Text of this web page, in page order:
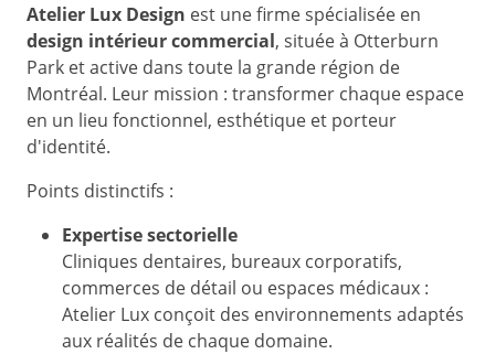
Atelier Lux Design est une firme spécialisée en
design intérieur commercial, située à Otterburn
Park et active dans toute la grande région de
Montréal. Leur mission : transformer chaque espace
en un lieu fonctionnel, esthétique et porteur
d'identité.
Points distinctifs :
Expertise sectorielle
Cliniques dentaires, bureaux corporatifs,
commerces de détail ou espaces médicaux :
Atelier Lux conçoit des environnements adaptés
aux réalités de chaque domaine.